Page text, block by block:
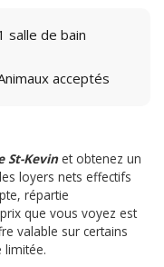
salle de bain
acceptés
St-Kevinet obtenez un
loyers nets effectifs
répartie
que vous voyez est
valable sur certains
limitée.